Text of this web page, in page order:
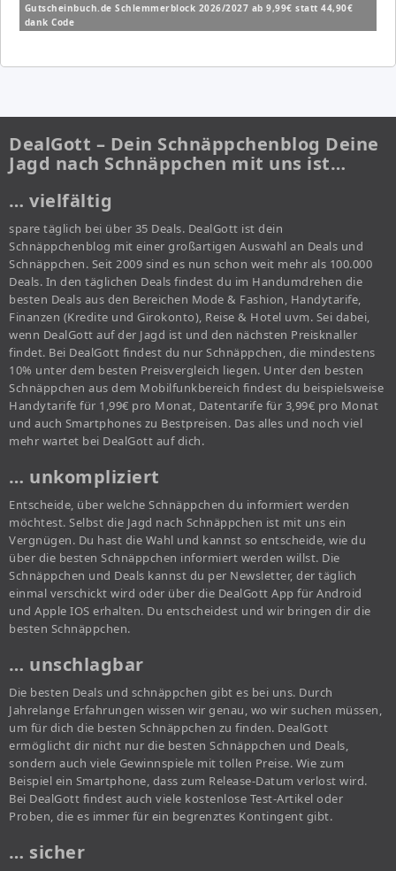
Gutscheinbuch.de Schlemmerblock 2026/2027 ab 9,99€ statt 44,90€
dank Code
DealGott – Dein Schnäppchenblog Deine
Jagd nach Schnäppchen mit uns ist…
… vielfältig
spare täglich bei über 35 Deals. DealGott ist dein
Schnäppchenblog mit einer großartigen Auswahl an Deals und
Schnäppchen. Seit 2009 sind es nun schon weit mehr als 100.000
Deals. In den täglichen Deals findest du im Handumdrehen die
besten Deals aus den Bereichen Mode & Fashion, Handytarife,
Finanzen (Kredite und Girokonto), Reise & Hotel uvm. Sei dabei,
wenn DealGott auf der Jagd ist und den nächsten Preisknaller
findet. Bei DealGott findest du nur Schnäppchen, die mindestens
10% unter dem besten Preisvergleich liegen. Unter den besten
Schnäppchen aus dem Mobilfunkbereich findest du beispielsweise
Handytarife für 1,99€ pro Monat, Datentarife für 3,99€ pro Monat
und auch Smartphones zu Bestpreisen. Das alles und noch viel
mehr wartet bei DealGott auf dich.
… unkompliziert
Entscheide, über welche Schnäppchen du informiert werden
möchtest. Selbst die Jagd nach Schnäppchen ist mit uns ein
Vergnügen. Du hast die Wahl und kannst so entscheide, wie du
über die besten Schnäppchen informiert werden willst. Die
Schnäppchen und Deals kannst du per Newsletter, der täglich
einmal verschickt wird oder über die DealGott App für Android
und Apple IOS erhalten. Du entscheidest und wir bringen dir die
besten Schnäppchen.
… unschlagbar
Die besten Deals und schnäppchen gibt es bei uns. Durch
Jahrelange Erfahrungen wissen wir genau, wo wir suchen müssen,
um für dich die besten Schnäppchen zu finden. DealGott
ermöglicht dir nicht nur die besten Schnäppchen und Deals,
sondern auch viele Gewinnspiele mit tollen Preise. Wie zum
Beispiel ein Smartphone, dass zum Release-Datum verlost wird.
Bei DealGott findest auch viele kostenlose Test-Artikel oder
Proben, die es immer für ein begrenztes Kontingent gibt.
… sicher